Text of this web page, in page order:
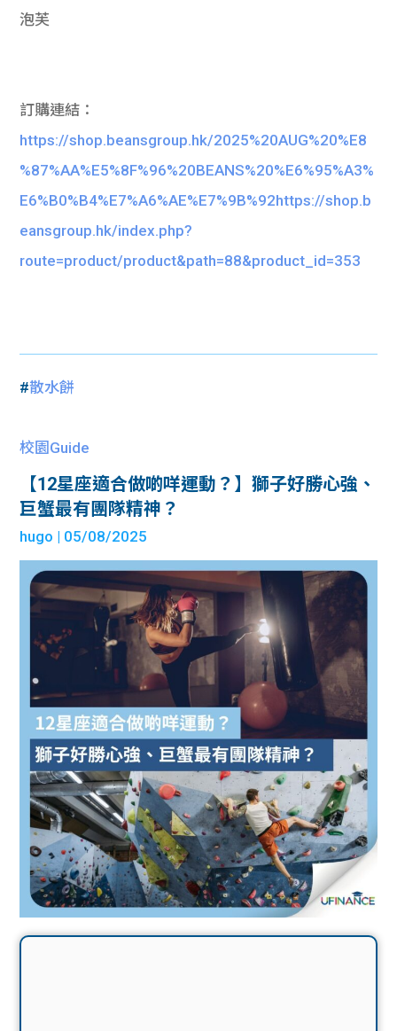
泡芙
訂購連結：
https://shop.beansgroup.hk/2025%20AUG%20%E8
%87%AA%E5%8F%96%20BEANS%20%E6%95%A3%
E6%B0%B4%E7%A6%AE%E7%9B%92https://shop.b
eansgroup.hk/index.php?
route=product/product&path=88&product_id=353
#散水餅
校園Guide
【12星座適合做啲咩運動？】獅子好勝心強、
巨蟹最有團隊精神？
hugo | 05/08/2025